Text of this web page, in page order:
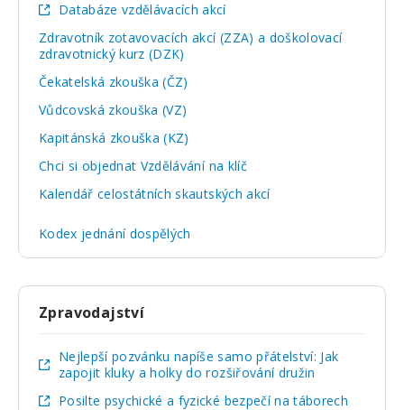
Databáze vzdělávacích akcí
Zdravotník zotavovacích akcí (ZZA) a doškolovací
zdravotnický kurz (DZK)
Čekatelská zkouška (ČZ)
Vůdcovská zkouška (VZ)
Kapitánská zkouška (KZ)
Chci si objednat Vzdělávání na klíč
Kalendář celostátních skautských akcí
Kodex jednání dospělých
Zpravodajství
Nejlepší pozvánku napíše samo přátelství: Jak
zapojit kluky a holky do rozšiřování družin
Posilte psychické a fyzické bezpečí na táborech